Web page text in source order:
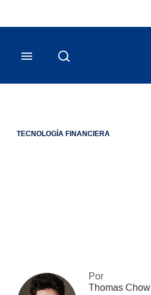
TECNOLOGÍA FINANCIERA
Por
Thomas Chow